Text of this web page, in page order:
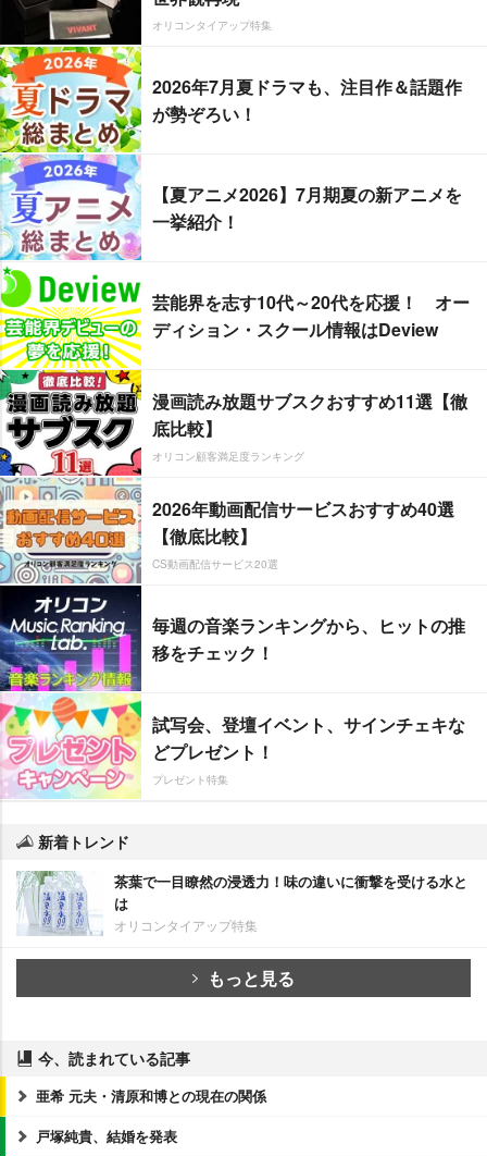
オリコンタイアップ特集
2026年7月夏ドラマも、注目作＆話題作
が勢ぞろい！
【夏アニメ2026】7月期夏の新アニメを
一挙紹介！
芸能界を志す10代～20代を応援！ オー
ディション・スクール情報はDeview
漫画読み放題サブスクおすすめ11選【徹
底比較】
オリコン顧客満足度ランキング
2026年動画配信サービスおすすめ40選
【徹底比較】
CS動画配信サービス20選
毎週の音楽ランキングから、ヒットの推
移をチェック！
試写会、登壇イベント、サインチェキな
どプレゼント！
プレゼント特集
新着トレンド
茶葉で一目瞭然の浸透力！味の違いに衝撃を受ける水と
は
オリコンタイアップ特集
もっと見る
今、読まれている記事
亜希 元夫・清原和博との現在の関係
戸塚純貴、結婚を発表